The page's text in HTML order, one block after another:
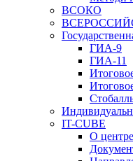
ВСОКО
ГИА-9
ГИА-11
IT-CUBE
О центре